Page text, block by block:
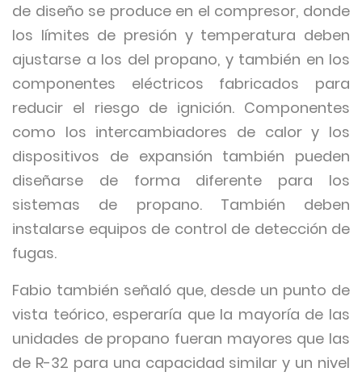
de diseño se produce en el compresor, donde
los límites de presión y temperatura deben
ajustarse a los del propano, y también en los
componentes eléctricos fabricados para
reducir el riesgo de ignición. Componentes
como los intercambiadores de calor y los
dispositivos de expansión también pueden
diseñarse de forma diferente para los
sistemas de propano. También deben
instalarse equipos de control de detección de
fugas.
Fabio también señaló que, desde un punto de
vista teórico, esperaría que la mayoría de las
unidades de propano fueran mayores que las
de R-32 para una capacidad similar y un nivel